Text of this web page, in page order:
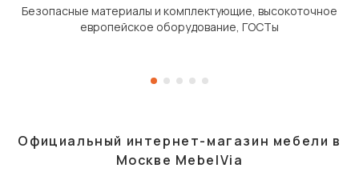
Безопасные материалы и комплектующие, высокоточное
европейское оборудование, ГОСТы
Официальный интернет-магазин мебели в
Москве MebelVia